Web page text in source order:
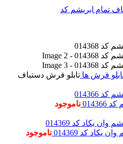
فرش ها تابلو فرش دستباف
ناموجود
کد 014369 ناموجود